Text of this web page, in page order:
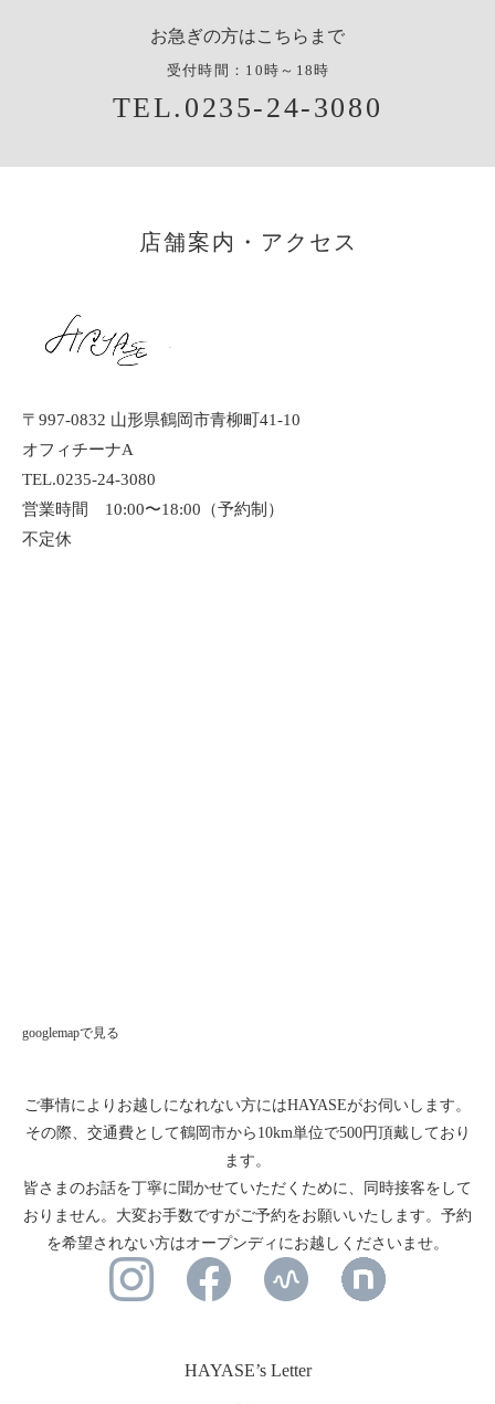
お急ぎの方はこちらまで
受付時間：10時～18時
TEL.0235-24-3080
店舗案内・アクセス
〒997-0832 山形県鶴岡市青柳町41-10
オフィチーナA
TEL.0235-24-3080
営業時間 10:00〜18:00（予約制）
不定休
googlemapで見る
ご事情によりお越しになれない方にはHAYASEがお伺いします。
その際、交通費として鶴岡市から10km単位で500円頂戴しており
ます。
皆さまのお話を丁寧に聞かせていただくために、同時接客をして
おりません。大変お手数ですがご予約をお願いいたします。予約
を希望されない方はオープンディにお越しくださいませ。
HAYASE’s Letter